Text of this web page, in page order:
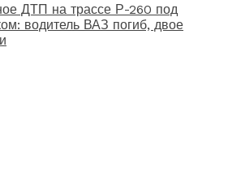
ДТП на трассе Р-260 под
водитель ВАЗ погиб, двое